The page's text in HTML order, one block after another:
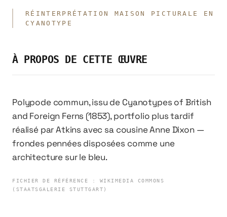
RÉINTERPRÉTATION MAISON PICTURALE EN
CYANOTYPE
À PROPOS DE CETTE ŒUVRE
Polypode commun, issu de Cyanotypes of British
and Foreign Ferns (1853), portfolio plus tardif
réalisé par Atkins avec sa cousine Anne Dixon —
frondes pennées disposées comme une
architecture sur le bleu.
FICHIER DE RÉFÉRENCE :
WIKIMEDIA COMMONS
(STAATSGALERIE STUTTGART)